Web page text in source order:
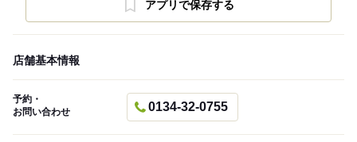
アプリで保存する
店舗基本情報
予約・
お問い合わせ
0134-32-0755